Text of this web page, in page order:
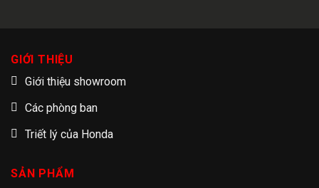
GIỚI THIỆU
Giới thiệu showroom
Các phòng ban
Triết lý của Honda
SẢN PHẨM